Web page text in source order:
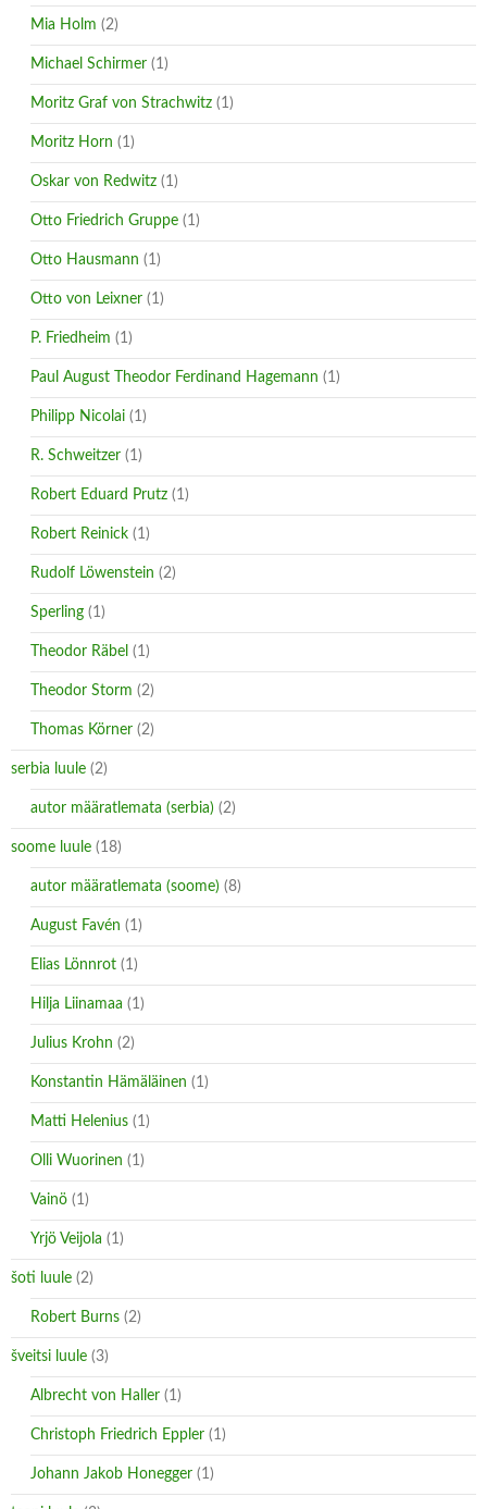
Mia Holm (2)
Michael Schirmer (1)
Moritz Graf von Strachwitz (1)
Moritz Horn (1)
Oskar von Redwitz (1)
Otto Friedrich Gruppe (1)
Otto Hausmann (1)
Otto von Leixner (1)
P. Friedheim (1)
Paul August Theodor Ferdinand Hagemann (1)
Philipp Nicolai (1)
R. Schweitzer (1)
Robert Eduard Prutz (1)
Robert Reinick (1)
Rudolf Löwenstein (2)
Sperling (1)
Theodor Räbel (1)
Theodor Storm (2)
Thomas Körner (2)
serbia luule (2)
autor määratlemata (serbia) (2)
soome luule (18)
autor määratlemata (soome) (8)
August Favén (1)
Elias Lönnrot (1)
Hilja Liinamaa (1)
Julius Krohn (2)
Konstantin Hämäläinen (1)
Matti Helenius (1)
Olli Wuorinen (1)
Vainö (1)
Yrjö Veijola (1)
šoti luule (2)
Robert Burns (2)
šveitsi luule (3)
Albrecht von Haller (1)
Christoph Friedrich Eppler (1)
Johann Jakob Honegger (1)